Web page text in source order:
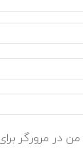
در مرورگر